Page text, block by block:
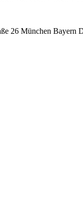
26 München Bayern